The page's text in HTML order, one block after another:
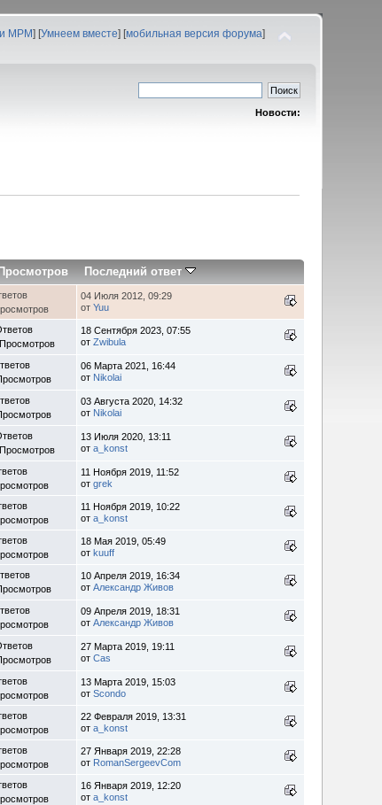
МРМ] [Умнеем вместе] [мобильная версия форума]
Новости:
Последний ответ
04 Июля 2012, 09:29
отYuu
18 Сентября 2023, 07:55
отZwibula
06 Марта 2021, 16:44
от Nikolai
03 Августа 2020, 14:32
от Nikolai
13 Июля 2020, 13:11
отa_konst
11 Ноября 2019, 11:52
отgrek
11 Ноября 2019, 10:22
отa_konst
18 Мая 2019, 05:49
отkuuff
10 Апреля 2019, 16:34
отАлександр Живов
09 Апреля 2019, 18:31
отАлександр Живов
27 Марта 2019, 19:11
отCas
13 Марта 2019, 15:03
отScondo
22 Февраля 2019, 13:31
отa_konst
27 Января 2019, 22:28
от RomanSergeevCom
16 Января 2019, 12:20
отa_konst